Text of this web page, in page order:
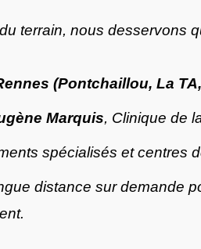
terrain, nous desservons
(Pontchaillou, La
Marquis, Clinique de
spécialisés et centres
distance sur demande